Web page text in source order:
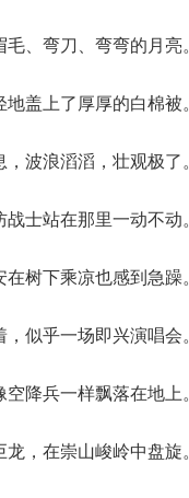
、弯刀、弯弯的月亮。
盖上了厚厚的白棉被。
波浪滔滔，壮观极了。
士站在那里一动不动。
树下乘凉也感到急躁。
似乎一场即兴演唱会。
降兵一样飘落在地上。
，在崇山峻岭中盘旋。